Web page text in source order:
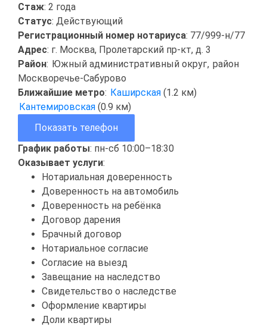
Стаж: 2 года
Статус: Действующий
Регистрационный номер нотариуса: 77/999-н/77
Адрес: г. Москва, Пролетарский пр-кт, д. 3
Район: Южный административный округ, район
Москворечье-Сабурово
Ближайшие метро: Каширская (1.2 км)
Кантемировская (0.9 км)
Показать телефон
График работы: пн-сб 10:00–18:30
Оказывает услуги:
Нотариальная доверенность
Доверенность на автомобиль
Доверенность на ребёнка
Договор дарения
Брачный договор
Нотариальное согласие
Согласие на выезд
Завещание на наследство
Свидетельство о наследстве
Оформление квартиры
Доли квартиры